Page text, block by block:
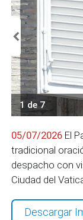
1 de 7
05/07/2026 El
tradicional
despacho con
Ciudad del
Descargar